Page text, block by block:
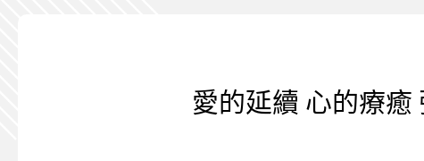
愛的延續 心的療